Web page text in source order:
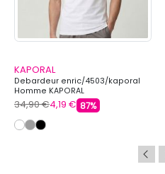
KAPORAL
Debardeur enric/4503/kaporal
Homme KAPORAL
34,90 €4,19 € 87%